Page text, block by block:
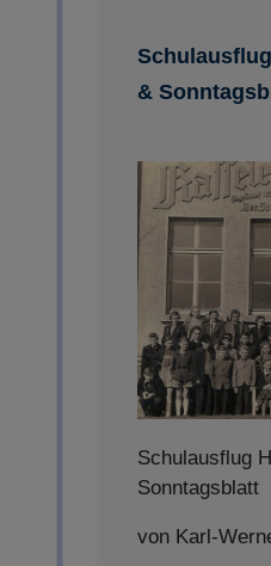
&
Schulausflug
Sonntagsblatt
von Karl-